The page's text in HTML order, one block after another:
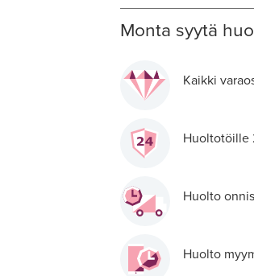
Monta syytä
Kaikki
Huoltotöille
Huolto
Huolto